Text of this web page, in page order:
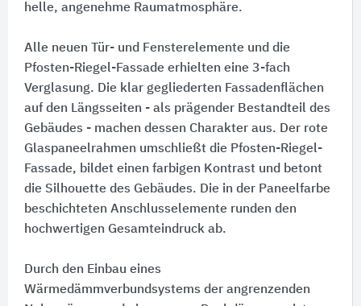
helle, angenehme Raumatmosphäre.
Alle neuen Tür- und Fensterelemente und die
Pfosten-Riegel-Fassade erhielten eine 3-fach
Verglasung. Die klar gegliederten Fassadenflächen
auf den Längsseiten - als prägender Bestandteil des
Gebäudes - machen dessen Charakter aus. Der rote
Glaspaneelrahmen umschließt die Pfosten-Riegel-
Fassade, bildet einen farbigen Kontrast und betont
die Silhouette des Gebäudes. Die in der Paneelfarbe
beschichteten Anschlusselemente runden den
hochwertigen Gesamteindruck ab.
Durch den Einbau eines
Wärmedämmverbundsystems der angrenzenden